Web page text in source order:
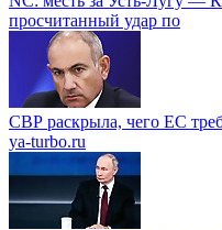
просчитанный удар по
СВР раскрыла, чего ЕС
ya-turbo.ru